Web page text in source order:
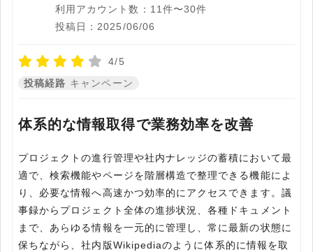
利用アカウント数：11件〜30件
投稿日：2025/06/06
4/5
投稿経路 キャンペーン
体系的な情報取得で業務効率を改善
プロジェクトの進行管理や社内ナレッジの蓄積において最
適で、検索機能やページを階層構造で整理できる機能によ
り、必要な情報へ高速かつ効率的にアクセスできます。議
事録からプロジェクト全体の進捗状況、各種ドキュメント
まで、あらゆる情報を一元的に管理し、常に最新の状態に
保ちながら、社内版Wikipediaのように体系的に情報を取